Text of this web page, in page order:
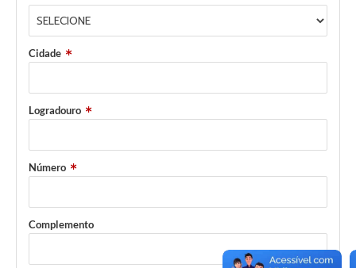
Cidade
Logradouro
Número
Complemento